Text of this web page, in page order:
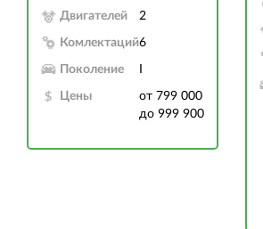
Двигателей 2
Комлектаций6
Поколение
Цены
от 799 000
до 999 900